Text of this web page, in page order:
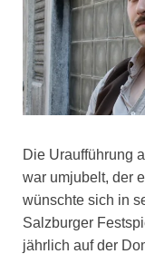
Die Uraufführung
war umjubelt, der
wünschte sich in
Salzburger
jährlich auf der